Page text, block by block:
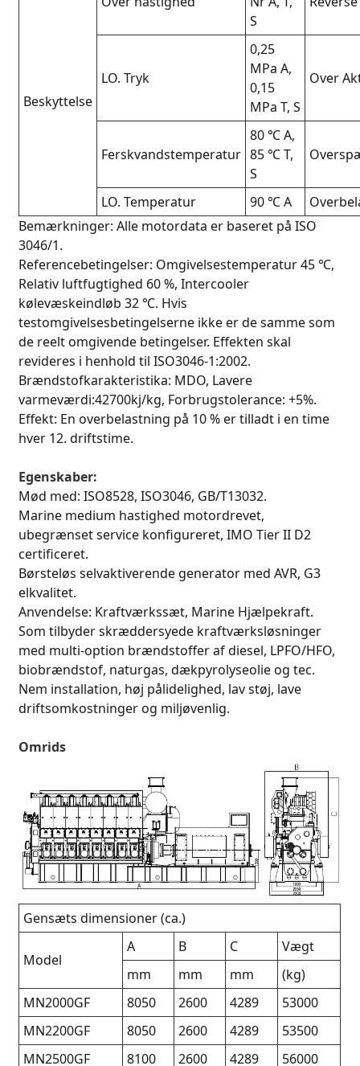
Beskyttelse
S
LO. Tryk
0,25
MPa A,
0,15
MPa T, S
Over
Ferskvandstemperatur
80 ℃ A,
85 ℃ T,
S
LO. Temperatur 90 ℃ A
Bemærkninger: Alle motordata er baseret på ISO
3046/1.
Referencebetingelser: Omgivelsestemperatur 45 ℃,
Relativ luftfugtighed 60 %, Intercooler
kølevæskeindløb 32 ℃. Hvis
testomgivelsesbetingelserne ikke er de samme som
de reelt omgivende betingelser. Effekten skal
revideres i henhold til ISO3046-1:2002.
Brændstofkarakteristika: MDO, Lavere
varmeværdi:42700kj/kg, Forbrugstolerance: +5%.
Effekt: En overbelastning på 10 % er tilladt i en time
hver 12. driftstime.
Egenskaber:
Mød med: ISO8528, ISO3046, GB/T13032.
Marine medium hastighed motordrevet,
ubegrænset service konfigureret, IMO Tier II D2
certificeret.
Børsteløs selvaktiverende generator med AVR, G3
elkvalitet.
Anvendelse: Kraftværkssæt, Marine Hjælpekraft.
Som tilbyder skræddersyede kraftværksløsninger
med multi-option brændstoffer af diesel, LPFO/HFO,
biobrændstof, naturgas, dækpyrolyseolie og tec.
Nem installation, høj pålidelighed, lav støj, lave
driftsomkostninger og miljøvenlig.
Omrids
Gensæts dimensioner (ca.)
Model
A B C
Vægt
mm
mm mm
(kg)
MN2000GF
8050 2600 4289
53000
MN2200GF
8050 2600 4289
53500
MN2500GF
8100 2600 4289
56000